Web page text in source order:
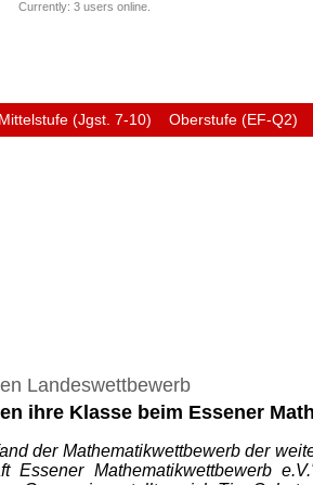
Currently: 3 users online.
Mittelstufe (Jgst. 7-10) Oberstufe (EF-Q2)
Landeswettbewerb
ihre Klasse beim Essener
der Mathematikwettbewerb der
Essener Mathematikwettbewerb